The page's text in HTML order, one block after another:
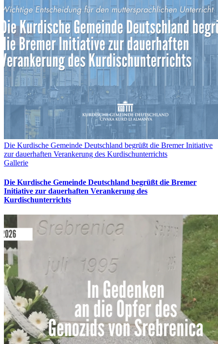
Die Kurdische Gemeinde Deutschland begrüßt die Bremer Initiative
zur dauerhaften Verankerung des Kurdischunterrichts
Gallerie
Die Kurdische Gemeinde Deutschland begrüßt die Bremer
Initiative zur dauerhaften Verankerung des
Kurdischunterrichts